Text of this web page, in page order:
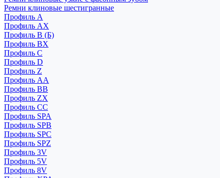
Ремни клиновые шестигранные
Профиль A
Профиль AX
Профиль B (Б)
Профиль BX
Профиль C
Профиль D
Профиль Z
Профиль АА
Профиль BB
Профиль ZX
Профиль CC
Профиль SPA
Профиль SPB
Профиль SPC
Профиль SPZ
Профиль 3V
Профиль 5V
Профиль 8V